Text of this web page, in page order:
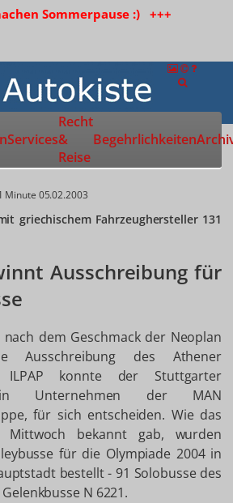
Sommerpause :) +++
Zur Startseite
Services
Recht
&
Reise
Begehrlichkeiten
Minute 05.02.2003
griechischem Fahrzeughersteller 131
Ausschreibung für
nach dem Geschmack der Neoplan
Ausschreibung des Athener
ILPAP konnte der Stuttgarter
Unternehmen der MAN
für sich entscheiden. Wie das
Mittwoch bekannt gab, wurden
für die Olympiade 2004 in
bestellt - 91 Solobusse des
N 6221.